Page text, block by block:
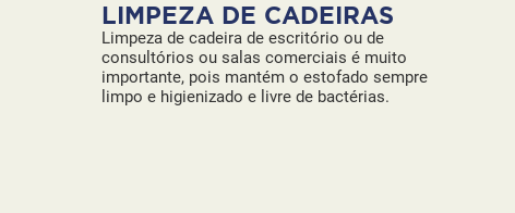
LIMPEZA DE CADEIRAS
Limpeza de cadeira de escritório ou de
consultórios ou salas comerciais é muito
importante, pois mantém o estofado sempre
limpo e higienizado e livre de bactérias.